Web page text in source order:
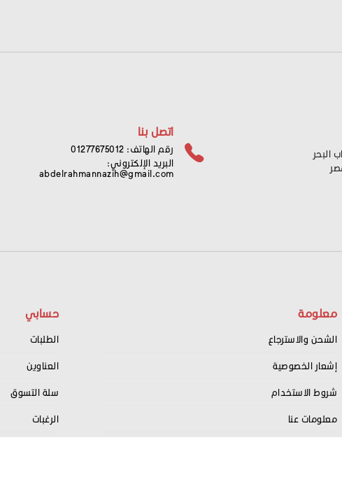
اتصل بنا
رقم الهاتف: 01277675012
البريد الإلكتروني:
abdelrahmannazih@gmail.com
معلومة
الشحن والاسترجاع
إشعار الخصوصية
شروط الاستخدام
معلومات عنا
حسابي
الطلبات
العناوين
سلة التسوق
الرغبات